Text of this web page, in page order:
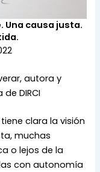
Una causa justa.
autora y
DIRCI
clara la visión
muchas
o lejos de la
con autonomía